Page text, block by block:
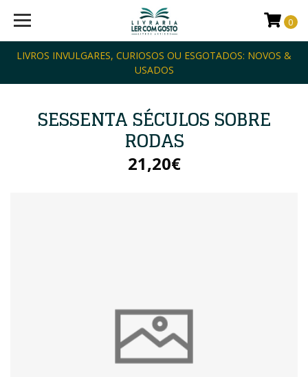
LIVROS INVULGARES, CURIOSOS OU ESGOTADOS: NOVOS &
USADOS
0
SESSENTA SÉCULOS SOBRE
RODAS
21,20€